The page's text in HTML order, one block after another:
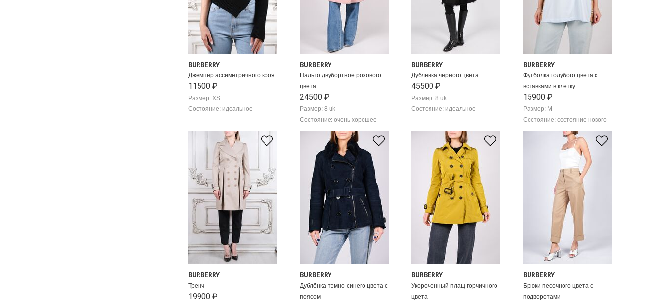
BURBERRY
Джемпер ассиметричного кроя
11500 ₽
Размер: XS
Состояние: идеальное
BURBERRY
Пальто двубортное розового
цвета
24500 ₽
Размер: 8 uk
Состояние: очень хорошее
BURBERRY
Дубленка черного цвета
45500 ₽
Размер: 8 uk
Состояние: идеальное
BURBERRY
Футболка голубого цвета с
вставками в клетку
15900 ₽
Размер: М
Состояние: состояние нового
BURBERRY
Тренч
19900 ₽
BURBERRY
Дублёнка темно-синего цвета с
поясом
BURBERRY
Укороченный плащ горчичного
цвета
BURBERRY
Брюки песочного цвета с
подворотами